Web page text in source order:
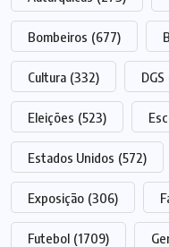
Bombeiros (677)
Cultura (332) DGS
Eleições (523)
Estados Unidos (572)
Exposição (306)
Futebol (1709)